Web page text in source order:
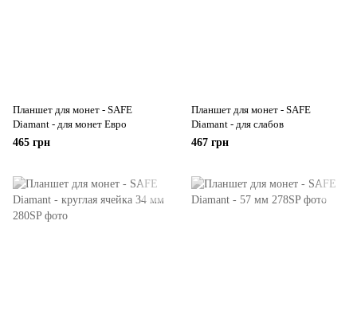
Планшет для монет - SAFE
Diamant - для монет Евро
465 грн
Планшет для монет - SAFE
Diamant - для слабов
467 грн